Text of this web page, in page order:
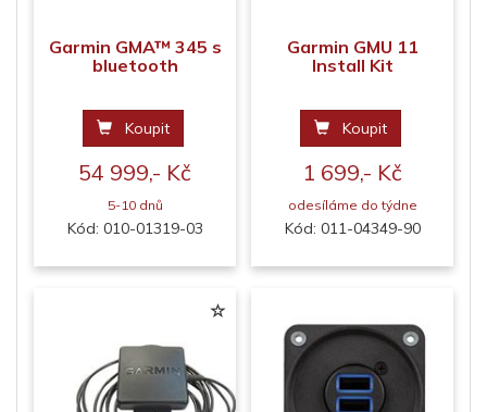
Garmin GMA™ 345 s
bluetooth
Koupit
54 999,- Kč
5-10 dnů
Kód: 010-01319-03
Garmin GMU 11
Install Kit
Koupit
1 699,- Kč
odesíláme do týdne
Kód: 011-04349-90